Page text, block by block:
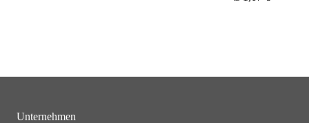
Unternehmen